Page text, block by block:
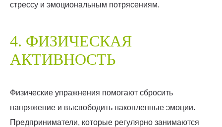
стрессу и эмоциональным потрясениям.
4. ФИЗИЧЕСКАЯ
АКТИВНОСТЬ
Физические упражнения помогают сбросить
напряжение и высвободить накопленные эмоции.
Предприниматели, которые регулярно занимаются